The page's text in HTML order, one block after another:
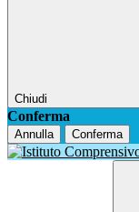
Chiudi
Conferma
Annulla Conferma